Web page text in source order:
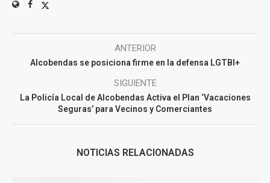
ANTERIOR
Alcobendas se posiciona firme en la defensa LGTBI+
SIGUIENTE
La Policía Local de Alcobendas Activa el Plan ‘Vacaciones
Seguras’ para Vecinos y Comerciantes
NOTICIAS RELACIONADAS